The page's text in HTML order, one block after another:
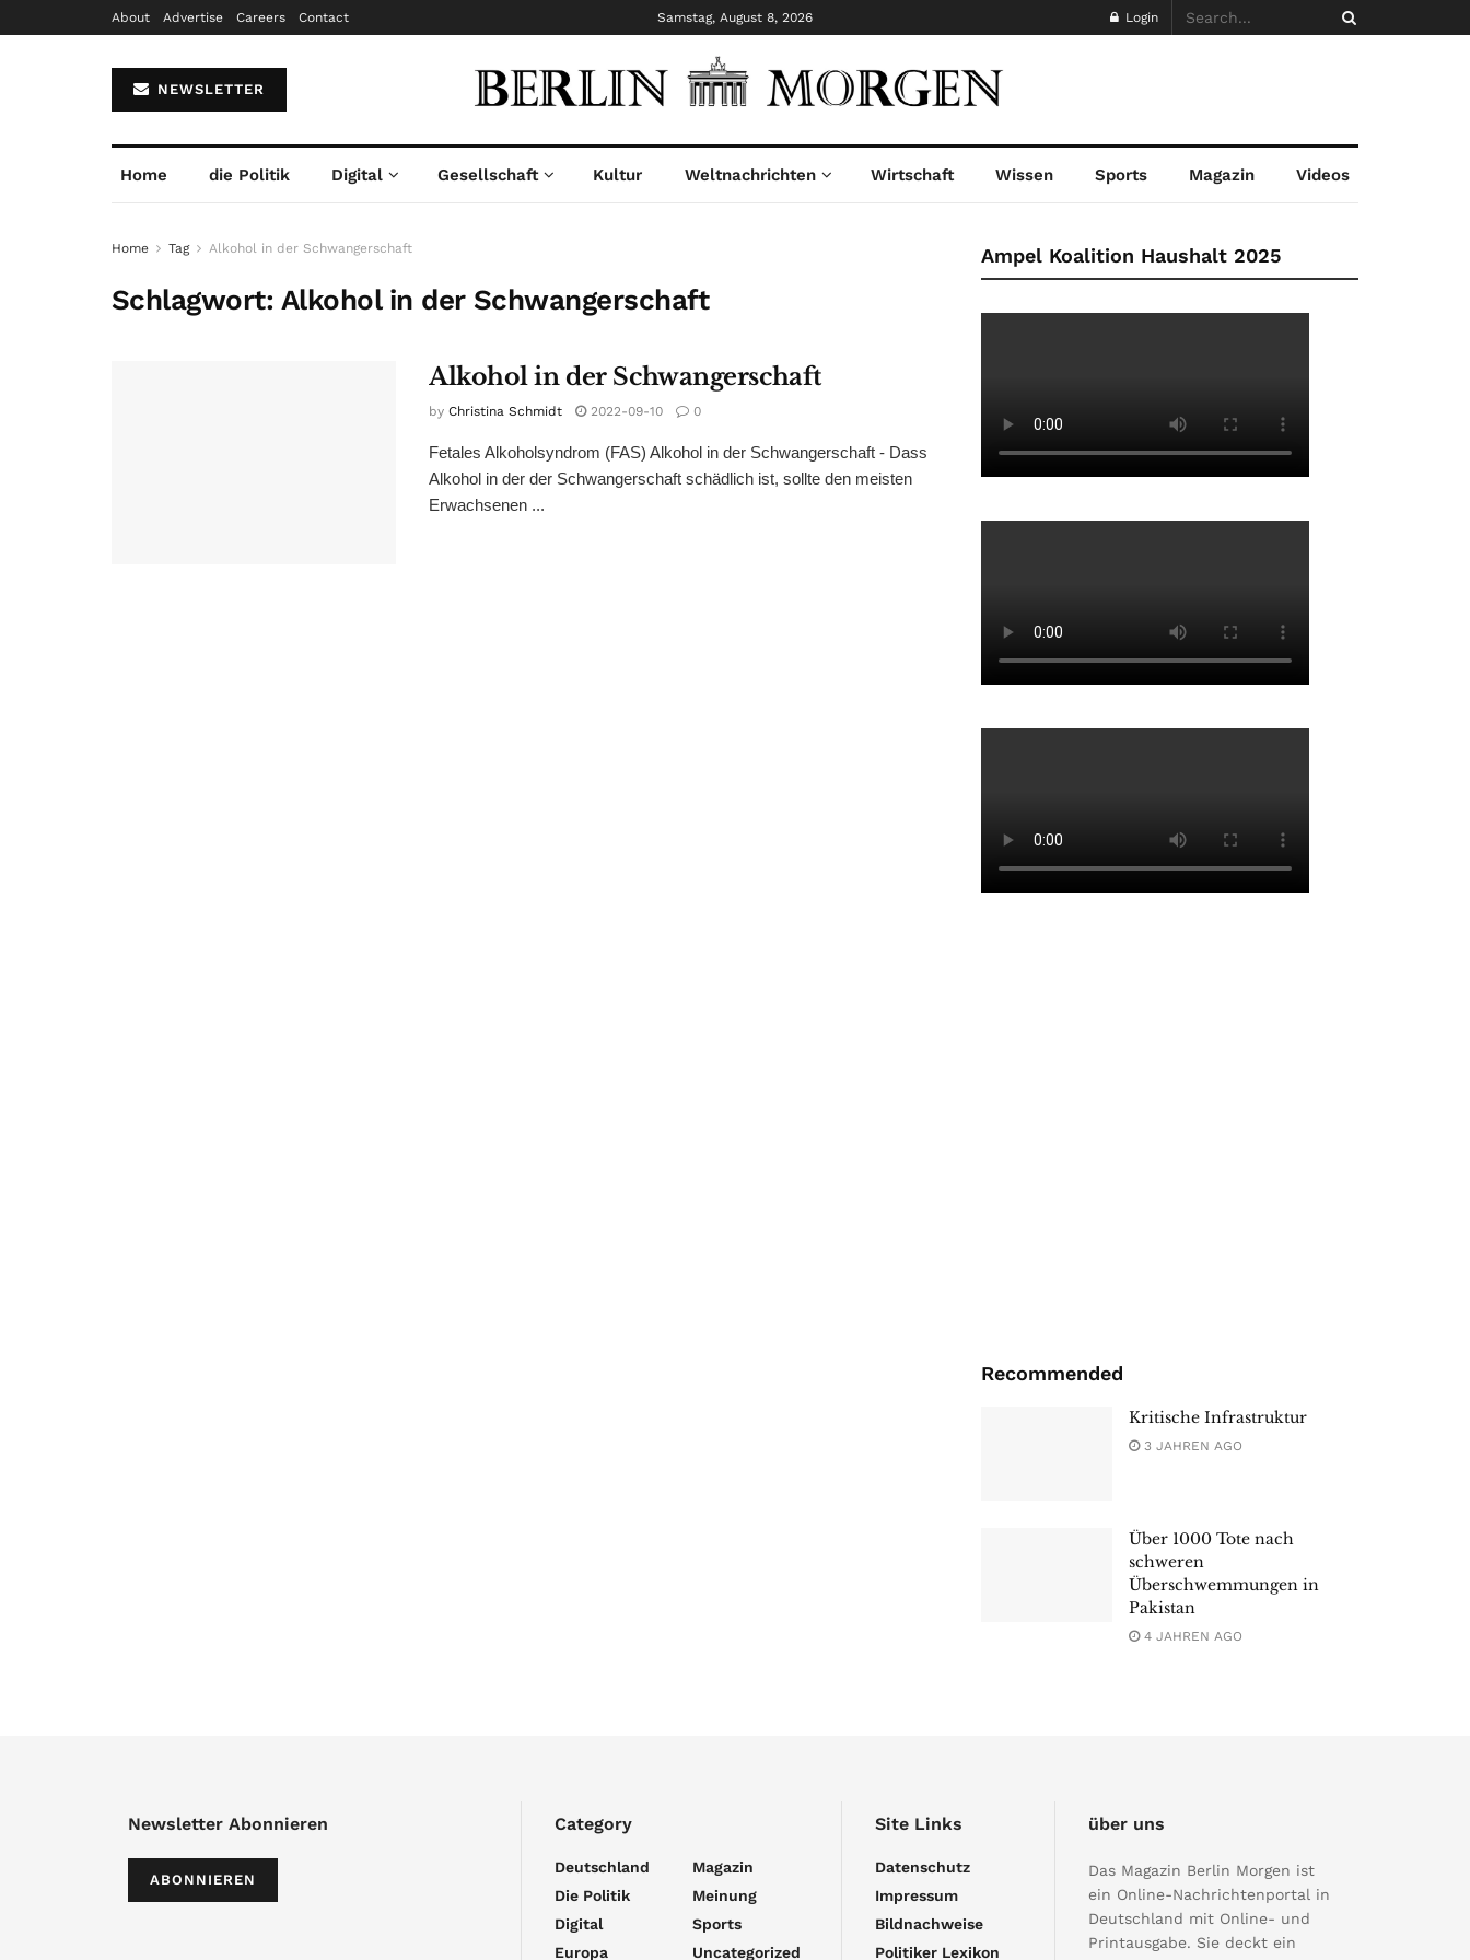
About Advertise Careers Contact Samstag, August 8, 2026 Login
NEWSLETTER
Home die Politik Digital Gesellschaft Kultur Weltnachrichten Wirtschaft Wissen Sports Magazin Videos
Home Tag Alkohol in der Schwangerschaft
Schlagwort: Alkohol in der Schwangerschaft
Alkohol in der Schwangerschaft
by Christina Schmidt 2022-09-10 0
Fetales Alkoholsyndrom (FAS) Alkohol in der Schwangerschaft - Dass
Alkohol in der der Schwangerschaft schädlich ist, sollte den meisten
Erwachsenen ...
Ampel Koalition Haushalt 2025
Recommended
Kritische Infrastruktur
3 JAHREN AGO
Über 1000 Tote nach
schweren
Überschwemmungen in
Pakistan
4 JAHREN AGO
Newsletter Abonnieren
ABONNIEREN
Category
Deutschland
Die Politik
Digital
Europa
Magazin
Meinung
Sports
Uncategorized
Site Links
Datenschutz
Impressum
Bildnachweise
Politiker Lexikon
über uns
Das Magazin Berlin Morgen ist
ein Online-Nachrichtenportal in
Deutschland mit Online- und
Printausgabe. Sie deckt ein